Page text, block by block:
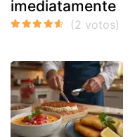
imediatamente